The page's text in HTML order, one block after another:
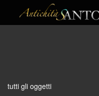
tutti gli oggetti